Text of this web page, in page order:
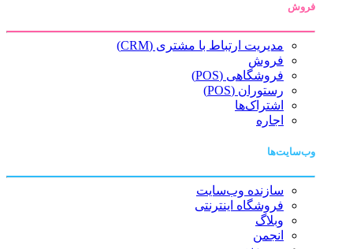
فروش
مدیریت ارتباط با مشتری (CRM)
فروش
فروشگاهی (POS)
رستوران (POS)
اشتراک‌ها
اجاره
وب‌سایت‌ها
سازنده وب‌سایت
فروشگاه اینترنتی
وبلاگ
انجمن